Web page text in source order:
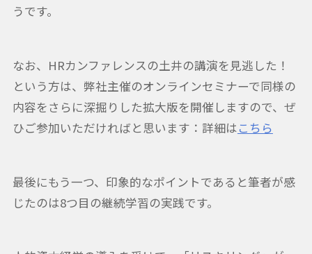
うです。
なお、HRカンファレンスの土井の講演を見逃した！
という方は、弊社主催のオンラインセミナーで同様の
内容をさらに深掘りした拡大版を開催しますので、ぜ
ひご参加いただければと思います：詳細はこちら
最後にもう一つ、印象的なポイントであると筆者が感
じたのは8つ目の継続学習の実践です。